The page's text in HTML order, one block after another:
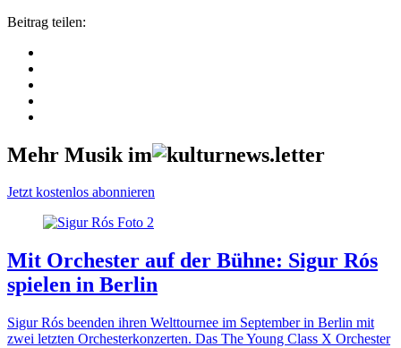
Beitrag teilen:
Mehr Musik im
Jetzt kostenlos abonnieren
Mit Orchester auf der Bühne: Sigur Rós
spielen in Berlin
Sigur Rós beenden ihren Welttournee im September in Berlin mit
zwei letzten Orchesterkonzerten. Das The Young Class X Orchester